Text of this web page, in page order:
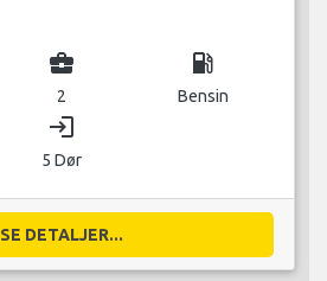
business_center
2
local_gas_station
Bensin
login
5 Dør
SE DETALJER...